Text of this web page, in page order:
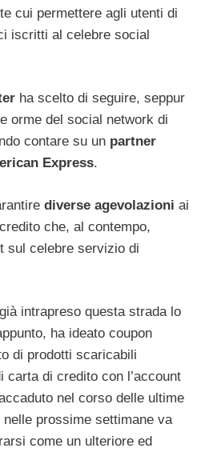
cui permettere agli utenti di
iscritti al celebre social
ha scelto di seguire, seppur
orme del social network di
contare su un partner
Express.
diverse agevolazioni ai
che, al contempo,
sul celebre servizio di
intrapreso questa strada lo
ha ideato coupon
di prodotti scaricabili
carta di credito con l’account
nel corso delle ultime
prossime settimane va
come un ulteriore ed